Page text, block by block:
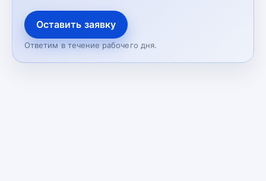
Оставить заявку
Ответим в течение рабочего дня.